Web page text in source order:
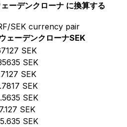
ーデンクローナ に換算する
SEK currency pair
ェーデンクローナSEK
SEK
SEK
SEK
SEK
SEK
SEK
SEK